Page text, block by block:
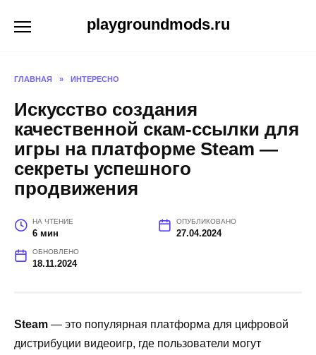
playgroundmods.ru
ГЛАВНАЯ » ИНТЕРЕСНО
Искусство создания
качественной скам-ссылки для
игры на платформе Steam —
секреты успешного
продвижения
НА ЧТЕНИЕ
6 мин
ОПУБЛИКОВАНО
27.04.2024
ОБНОВЛЕНО
18.11.2024
Steam — это популярная платформа для цифровой
дистрибуции видеоигр, где пользователи могут